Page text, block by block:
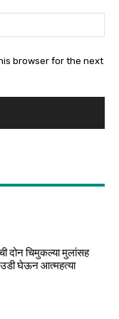
browser for the next
दोन चिमुकल्या मुलांसह
घेऊन आत्महत्या